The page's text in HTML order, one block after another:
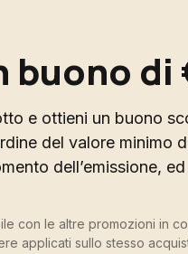
buono di
e ottieni un buono
del valore minimo
dell’emissione,
con le altre promozioni in
applicati sullo stesso